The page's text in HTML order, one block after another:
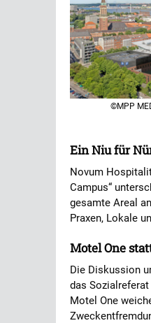
©MPP
Ein Niu für
Novum
Campus“
gesamte Areal
Praxen, Lokale
Motel One
Die Diskussion
das
Motel One